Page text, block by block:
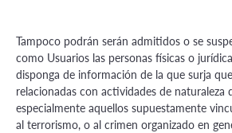
Tampoco podrán serán admitidos o se
como Usuarios las personas físicas o
disponga de información de la que surja
relacionadas con actividades de naturaleza
especialmente aquellos supuestamente
al terrorismo, o al crimen organizado en